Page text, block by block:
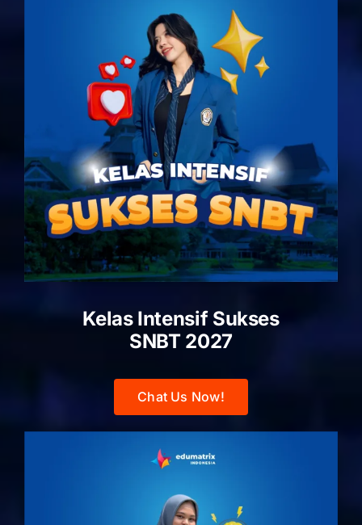
Kelas Intensif Sukses
SNBT 2027
Chat Us Now!